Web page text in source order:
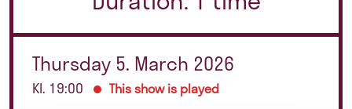
Thursday 5. March 2026
Kl. 19:00 This show is played